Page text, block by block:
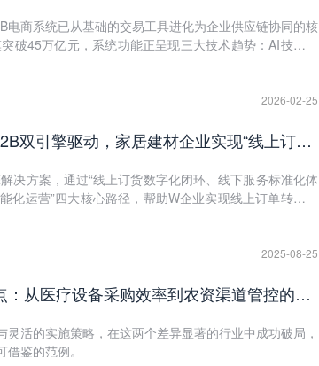
电商系统已从基础的交易工具进化为企业供应链协同的核
破45万亿元，系统功能正呈现三大技术趋势：AI技术全
足企业全链路数字化管理需求。
2026-02-25
数商云多模式融合：B2B+S2B2B双引擎驱动，家居建材企业实现“线上订货+线下服务”一体化
决方案，通过“线上订货数字化闭环、线下服务标准化体
化运营”四大核心路径，帮助W企业实现线上订单转化率
2025-08-25
数商云B2B系统破局多行业痛点：从医疗设备采购效率到农资渠道管控的实践
活的实施策略，在这两个差异显著的行业中成功破局，
鉴的范例。